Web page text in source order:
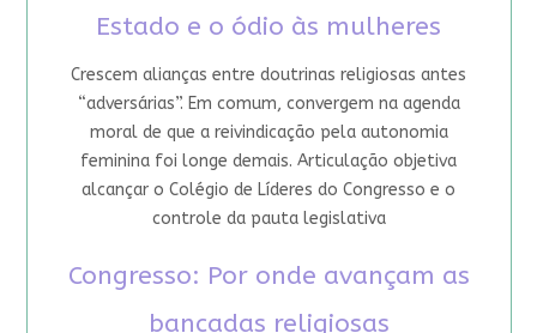
Estado e o ódio às mulheres
Crescem alianças entre doutrinas religiosas antes
“adversárias”. Em comum, convergem na agenda
moral de que a reivindicação pela autonomia
feminina foi longe demais. Articulação objetiva
alcançar o Colégio de Líderes do Congresso e o
controle da pauta legislativa
Congresso: Por onde avançam as
bancadas religiosas